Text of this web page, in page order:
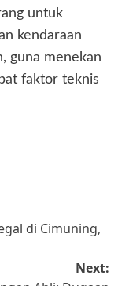
untuk
kendaraan
guna menekan
faktor teknis
di Cimuning,
Next: